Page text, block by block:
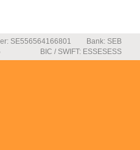
SE556564166801
Bank: SEB
BIC / SWIFT: ESSESESS